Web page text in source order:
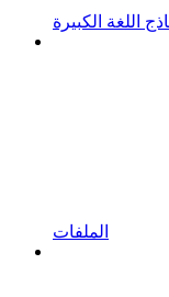
الملفات